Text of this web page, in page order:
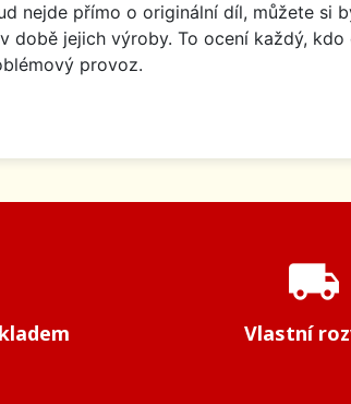
nejde přímo o originální díl, můžete si
v době jejich výroby. To ocení každý,
provoz.
local_shipping
Vlastní